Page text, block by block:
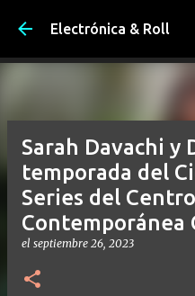
Ir al
Electrónica & Roll
Sarah Davachi y
temporada del
Series del
Contemporánea
el septiembre 26, 2023